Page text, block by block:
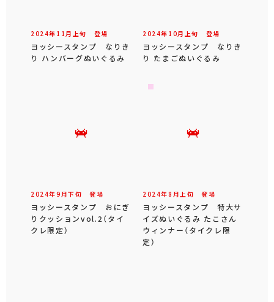
2024年 11 月 上旬 登場
ヨッシースタンプ なりき
り ハンバーグぬいぐるみ
2024年 10月 上旬 登場
ヨッシースタンプ なりき
り たまごぬいぐるみ
2024年9 月下旬 登場
ヨッシースタンプ おにぎ
りクッションvol.2（タイ
クレ限定）
2024年8 月 上旬 登場
ヨッシースタンプ 特大サ
イズぬいぐるみ たこさん
ウィンナー（タイクレ限
定）